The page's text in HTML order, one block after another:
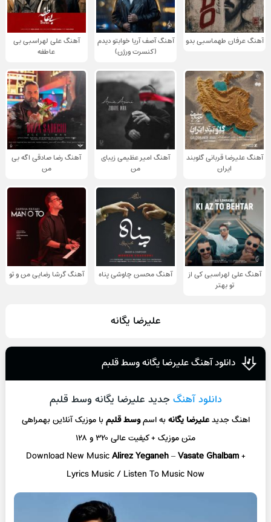
آهنگ عرفان طهماسبی بدو
آهنگ آصف آریا خوابتو دیدم
(کنسرت ورژن)
آهنگ علی لهراسبی بی
عاطفه
آهنگ علیرضا قربانی گلوبند
ایران
آهنگ امیر عظیمی زیبای
من
آهنگ رضا صادقی اگه بی
من
آهنگ علی لهراسبی کی از
تو ‌بهتر
آهنگ محسن چاوشی پناه آهنگ گرشا رضایی من و تو
علیرضا یگانه
دانلود آهنگ علیرضا یگانه وسط قلبم
دانلود آهنگ جدید علیرضا یگانه وسط قلبم
اهنگ جدیدعلیرضا یگانهبه اسموسط قلبمبا موزیک آنلاینبهمراهی
متن موزیک + کیفیت عالی ۳۲۰ و ۱۲۸
Download New MusicAlirez Yeganeh–Vasate Ghalbam+
Lyrics Music / Listen To Music Now